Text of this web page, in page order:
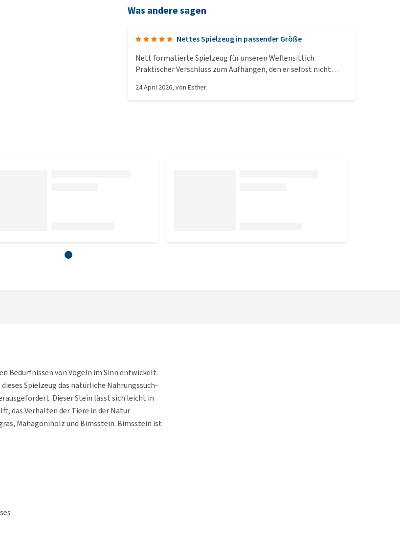
Was andere sagen
Nettes Spielzeug in passender Größe
Nett formatierte Spielzeug für unseren Wellensittich.
Praktischer Verschluss zum Aufhängen, den er selbst nicht
Anknabbern, aber zum Glück geht es nicht so schnell kaputt. Er
24 April 2026, vonEsther
Bedürfnissen von Vögeln im Sinn entwickelt.
Spielzeug das natürliche Nahrungssuch-
Dieser Stein lässt sich leicht in
das Verhalten der Tiere in der Natur
Mahagoniholz und Bimsstein. Bimsstein ist